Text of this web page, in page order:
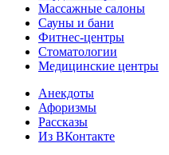
Массажные салоны
Сауны и бани
Фитнес-центры
Стоматологии
Медицинские центры
Анекдоты
Афоризмы
Рассказы
Из ВКонтакте